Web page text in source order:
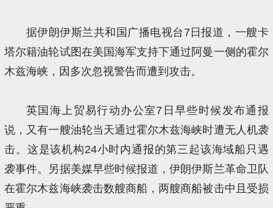
据伊朗伊斯兰共和国广播电视台7日报道，一艘卡
塔尔籍油轮试图在美国海军支持下通过阿曼一侧的霍尔
木兹海峡，因多次忽视警告而遭到攻击。
英国海上贸易行动办公室7日早些时候发布通报
说，又有一艘油轮当天通过霍尔木兹海峡时遭无人机袭
击。这是该机构24小时内通报的第三起该海域船只遇
袭事件。另据美媒早些时候报道，伊朗伊斯兰革命卫队
在霍尔木兹海峡袭击数艘商船，两艘商船被击中且受损